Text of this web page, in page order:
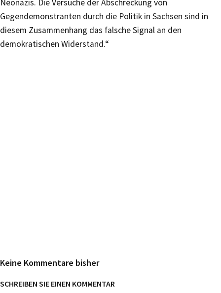
Neonazis. Die Versuche der Abschreckung von
Gegendemonstranten durch die Politik in Sachsen sind in
diesem Zusammenhang das falsche Signal an den
demokratischen Widerstand.“
Keine Kommentare bisher
SCHREIBEN SIE EINEN KOMMENTAR